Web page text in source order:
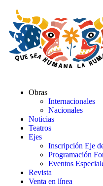
Obras
Internacionales
Nacionales
Noticias
Teatros
Ejes
Inscripción Eje
Programación
Eventos
Revista
Venta en línea